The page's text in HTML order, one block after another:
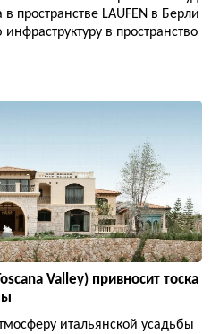
LAUFEN в Берли
в пространство
Valley) привносит тоска
итальянской усадьбы